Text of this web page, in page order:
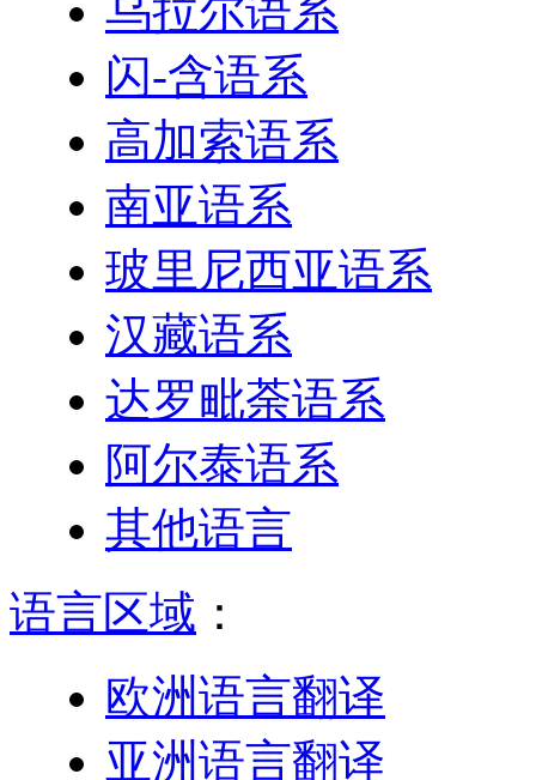
乌拉尔语系
闪-含语系
高加索语系
南亚语系
玻里尼西亚语系
汉藏语系
达罗毗荼语系
阿尔泰语系
其他语言
语言区域 ：
欧洲语言翻译
亚洲语言翻译